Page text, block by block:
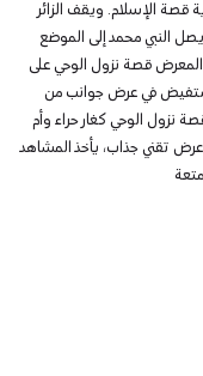
قصة الإسلام. ويقف الزائر
النبي محمد إلى الموضع
المعرض قصة نزول الوحي على
ويستفيض في عرض جوانب من
نزول الوحي كغار حراء وأم
عرض تقني جذاب، يأخذ المشاهد